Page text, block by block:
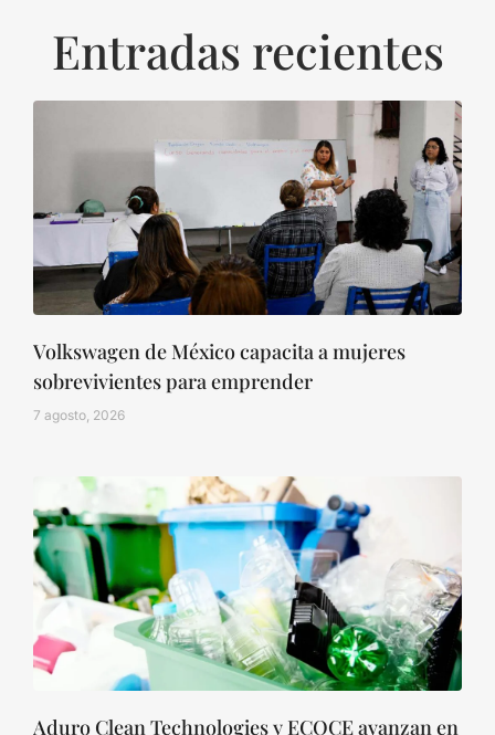
Entradas recientes
Volkswagen de México capacita a mujeres
sobrevivientes para emprender
7 agosto, 2026
Aduro Clean Technologies y ECOCE avanzan en